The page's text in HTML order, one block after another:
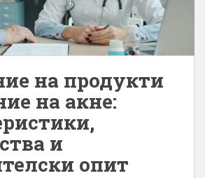
на продукти
на акне:
и
опит